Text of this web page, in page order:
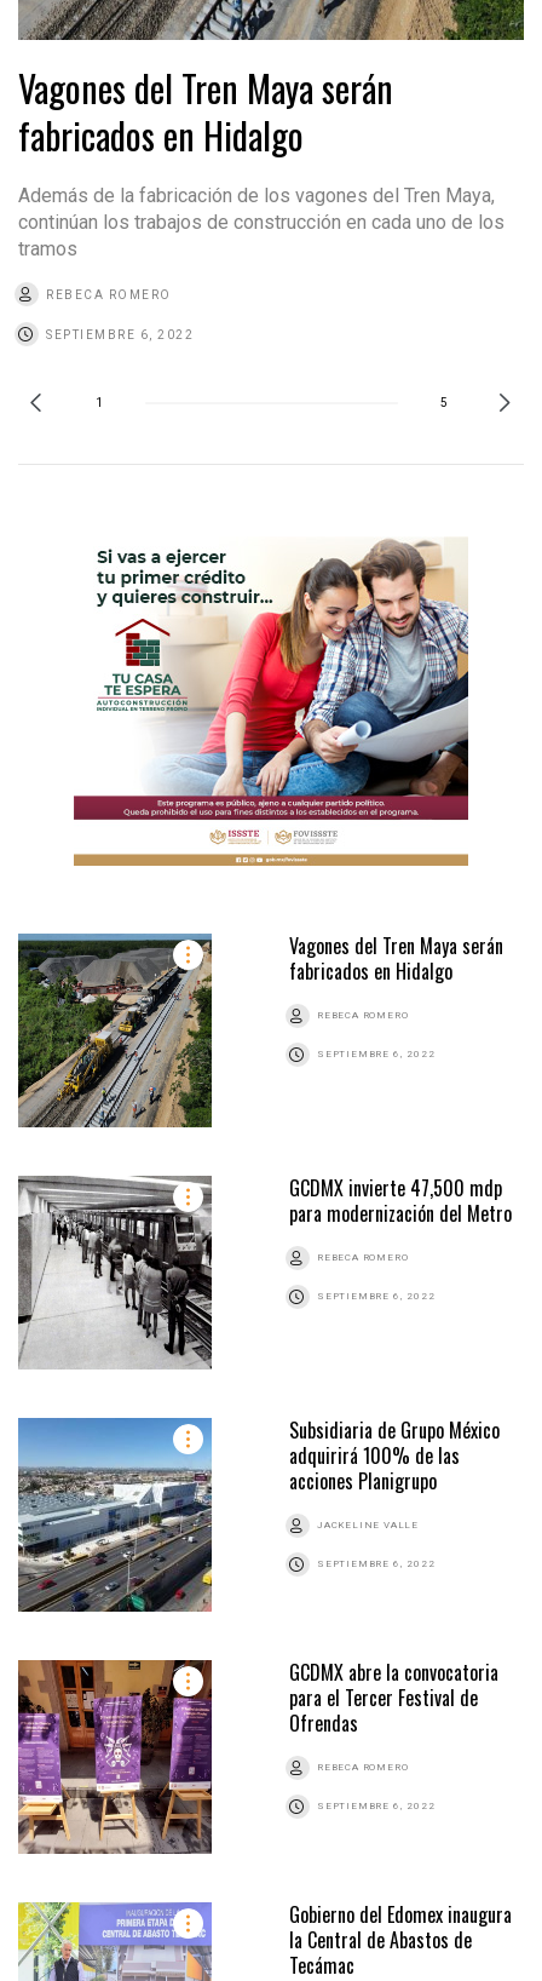
Vagones del Tren Maya serán
fabricados en Hidalgo
Además de la fabricación de los vagones del Tren Maya,
continúan los trabajos de construcción en cada uno de los
tramos
REBECA ROMERO
SEPTIEMBRE 6, 2022
1 5
Vagones del Tren Maya serán
fabricados en Hidalgo
REBECA ROMERO
SEPTIEMBRE 6, 2022
GCDMX invierte 47,500 mdp
para modernización del Metro
REBECA ROMERO
SEPTIEMBRE 6, 2022
Subsidiaria de Grupo México
adquirirá 100% de las
acciones Planigrupo
JACKELINE VALLE
SEPTIEMBRE 6, 2022
GCDMX abre la convocatoria
para el Tercer Festival de
Ofrendas
REBECA ROMERO
SEPTIEMBRE 6, 2022
Gobierno del Edomex inaugura
la Central de Abastos de
Tecámac